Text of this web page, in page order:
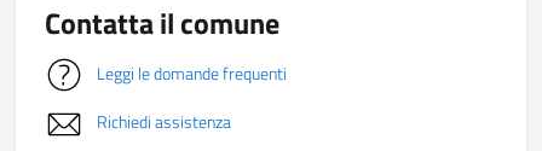
Contatta il comune
Leggi le domande frequenti
Richiedi assistenza